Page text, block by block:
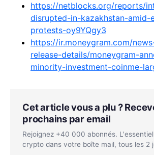
https://netblocks.org/reports/
disrupted-in-kazakhstan-amid-
protests-oy9YQgy3
https://ir.moneygram.com/
release-details/moneygram-
minority-investment-coinme-
Cet article vous a plu ?
prochains par email
Rejoignez +40 000 abonnés.
crypto dans votre boîte mail, tous les 2